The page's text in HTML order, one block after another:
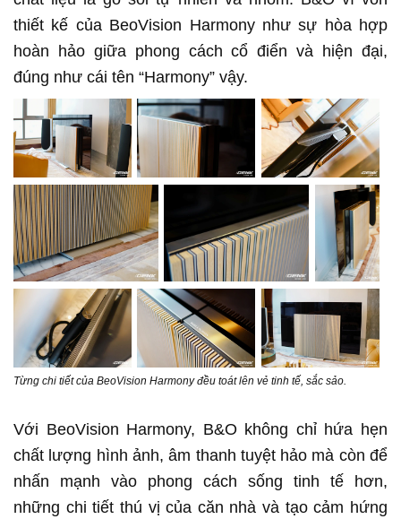
thiết kế của BeoVision Harmony như sự hòa hợp
hoàn hảo giữa phong cách cổ điển và hiện đại,
đúng như cái tên “Harmony” vậy.
Từng chi tiết của BeoVision Harmony đều toát lên vẻ tinh tế, sắc sảo.
Với BeoVision Harmony, B&O không chỉ hứa hẹn
chất lượng hình ảnh, âm thanh tuyệt hảo mà còn để
nhấn mạnh vào phong cách sống tinh tế hơn,
những chi tiết thú vị của căn nhà và tạo cảm hứng